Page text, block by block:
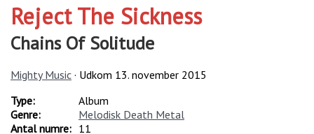
Reject The Sickness
Chains Of Solitude
Mighty Music · Udkom 13. november 2015
Type:
Album
Genre:
Melodisk Death Metal
Antal numre: 11